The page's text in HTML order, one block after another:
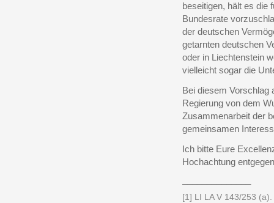
beseitigen, hält es die
Bundesrate
der deutschen
getarnten deutschen
oder in Liechtenstein
vielleicht sogar die
Bei diesem Vorschlag
Regierung von dem
Zusammenarbeit der
gemeinsamen
Ich bitte Eure
Hochachtung
[1] LI LA V 143/253